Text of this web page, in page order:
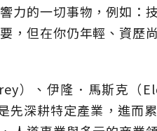
力的一切事物，例如：
，但在你仍年輕、資歷
）、伊隆．馬斯克（
先深耕特定產業，進而